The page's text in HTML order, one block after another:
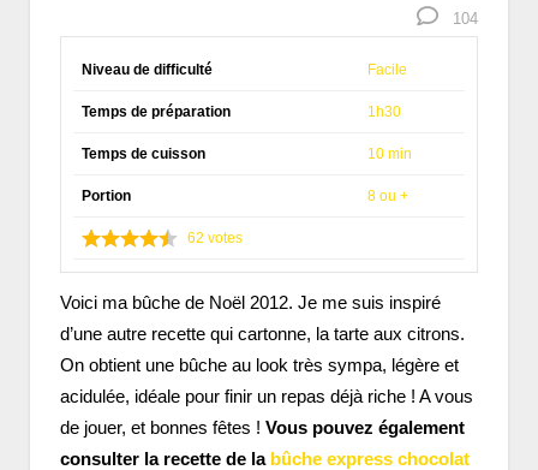
104
Niveau de difficulté Facile
Temps de préparation 1h30
Temps de cuisson 10 min
Portion 8 ou +
62 votes
Voici ma bûche de Noël 2012. Je me suis inspiré
d’une autre recette qui cartonne, la tarte aux citrons.
On obtient une bûche au look très sympa, légère et
acidulée, idéale pour finir un repas déjà riche ! A vous
de jouer, et bonnes fêtes ! Vous pouvez également
consulter la recette de la bûche express chocolat